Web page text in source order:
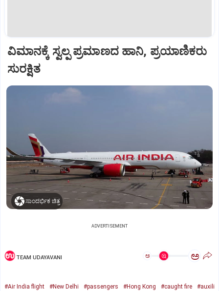
ವಿಮಾನಕ್ಕೆ ಸ್ವಲ್ಪ ಪ್ರಮಾಣದ ಹಾನಿ, ಪ್ರಯಾಣಿಕರು
ಸುರಕ್ಷಿತ
ಸಾಂದರ್ಭಿಕ ಚಿತ್ರ
ADVERTISEMENT
TEAM UDAYAVANI ಅ ಅ
#Air India flight #New Delhi #passengers #Hong Kong #caught fire
#auxili